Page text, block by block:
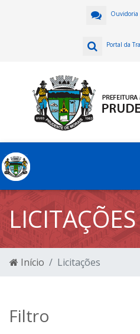
Ouvidoria
Portal da
LICITAÇÕES
Início Licitações
Filtro